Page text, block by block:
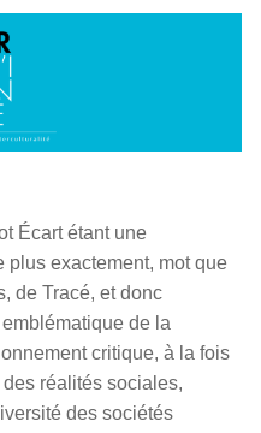
Écart étant une
exactement, mot que
de Tracé, et donc
de la
critique, à la fois
réalités sociales,
des sociétés